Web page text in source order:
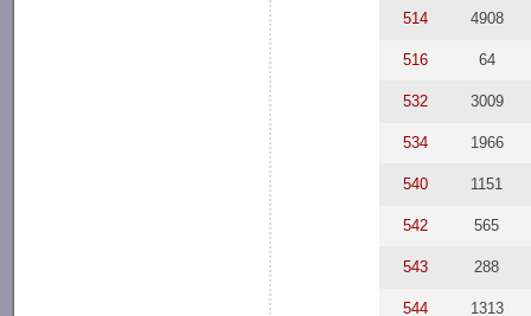
514 4908
516 64
532 3009
534 1966
540 1151
542 565
543 288
544 1313